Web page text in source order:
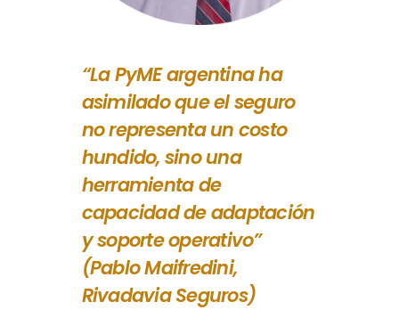
“La PyME argentina ha
asimilado que el seguro
no representa un costo
hundido, sino una
herramienta de
capacidad de adaptación
y soporte operativo”
(Pablo Maifredini,
Rivadavia Seguros)